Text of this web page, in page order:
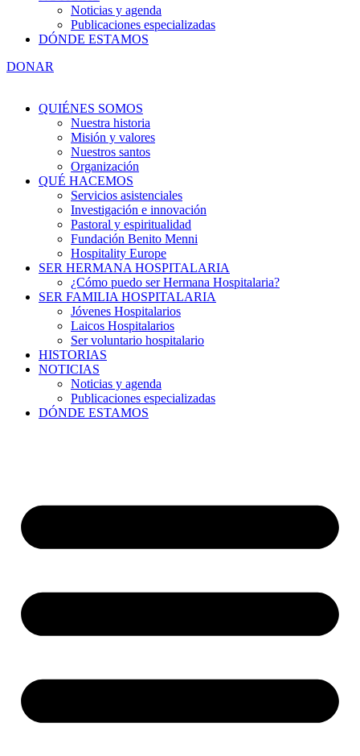
Noticias y agenda
Publicaciones especializadas
DÓNDE ESTAMOS
DONAR
QUIÉNES SOMOS
Nuestra historia
Misión y valores
Nuestros santos
Organización
QUÉ HACEMOS
Servicios asistenciales
Investigación e innovación
Pastoral y espiritualidad
Fundación Benito Menni
Hospitality Europe
SER HERMANA HOSPITALARIA
¿Cómo puedo ser Hermana Hospitalaria?
SER FAMILIA HOSPITALARIA
Jóvenes Hospitalarios
Laicos Hospitalarios
Ser voluntario hospitalario
HISTORIAS
NOTICIAS
Noticias y agenda
Publicaciones especializadas
DÓNDE ESTAMOS